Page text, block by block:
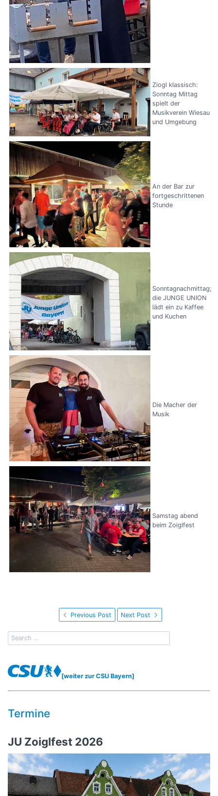
Ziogl klassisch:
Sonntag Mittag
spielt der
Musikverein Wiesau
und Umgebung
An der Bar zur
fortgeschrittenen
Stunde
Sonntagnachmittag;
die JUNGE UNION
lädt ein zu Kaffee
und Kuchen
Die Macher der
Musik
Samstag abend
beim Zoiglfest
Previous Post Next Post
[weiter zur CSU Bayern]
Termine
JU Zoiglfest 2026